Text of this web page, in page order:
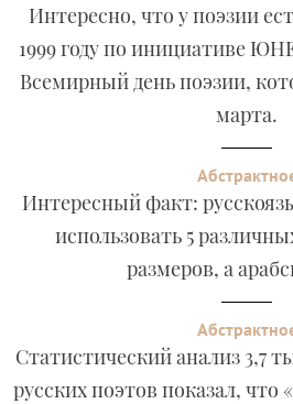
Интересно, что у поэзии
1999 году по инициативе
Всемирный день поэзии,
марта.
Интересный факт:
использовать 5
размеров, а
Статистический анализ 3,7
русских поэтов показал,